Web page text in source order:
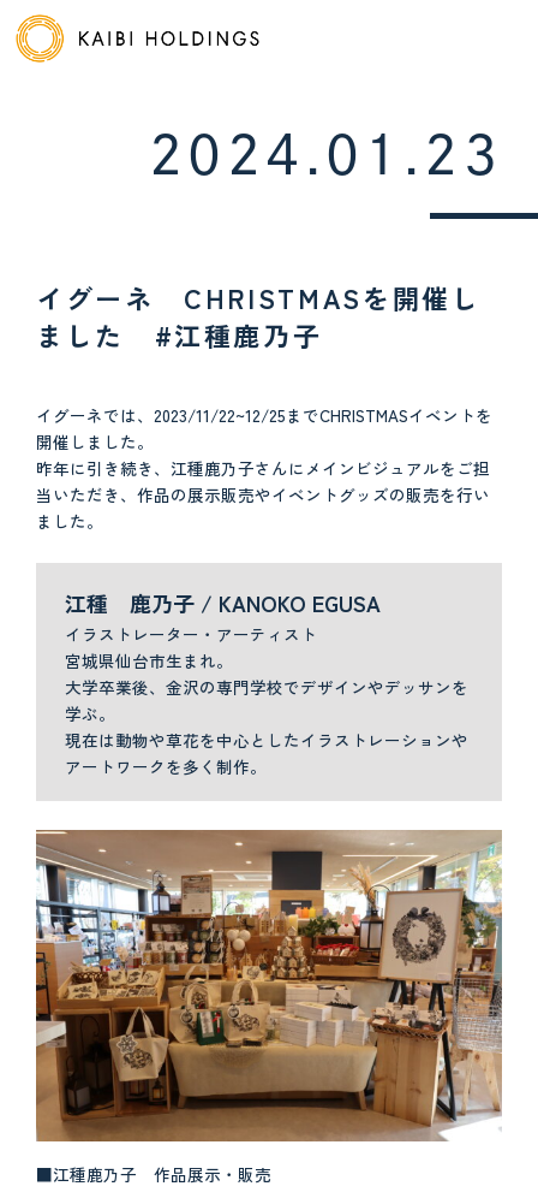
2024.01.23
イグーネ CHRISTMASを開催し
ました #江種鹿乃子
イグーネでは、2023/11/22~12/25までCHRISTMASイベントを
開催しました。
昨年に引き続き、江種鹿乃子さんにメインビジュアルをご担
当いただき、作品の展示販売やイベントグッズの販売を行い
ました。
江種 鹿乃子 / KANOKO EGUSA
イラストレーター・アーティスト
宮城県仙台市生まれ。
大学卒業後、金沢の専門学校でデザインやデッサンを
学ぶ。
現在は動物や草花を中心としたイラストレーションや
アートワークを多く制作。
■江種鹿乃子 作品展示・販売